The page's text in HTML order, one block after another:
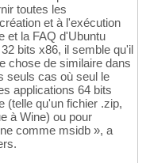
toutes les
et à l'exécution
et la FAQ d'Ubuntu
bits x86, il semble qu'il
chose de similaire dans
seuls cas où seul le
applications 64 bits
(telle qu'un fichier .zip,
à Wine) ou pour
comme msidb », a